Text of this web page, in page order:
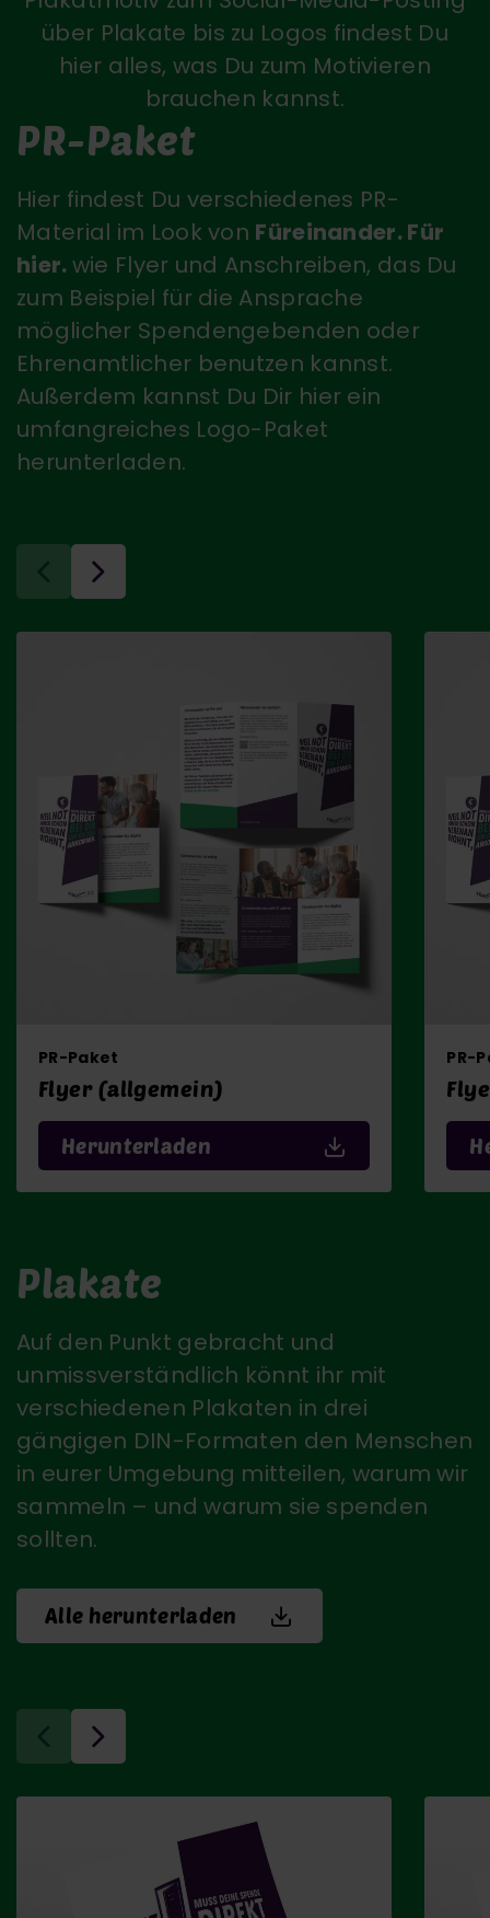
über Plakate bis zu Logos findest Du
hier alles, was Du zum Motivieren
brauchen kannst.
PR-Paket
Hier findest Du verschiedenes PR-
Material im Look von Füreinander. Für
hier.wie Flyer und Anschreiben, das Du
zum Beispiel für die Ansprache
möglicher Spendengebenden oder
Ehrenamtlicher benutzen kannst.
Außerdem kannst Du Dir hier ein
umfangreiches Logo-Paket
herunterladen.
PR-Paket
Flyer (allgemein)
Herunterladen
PR-
Plakate
Auf den Punkt gebracht und
unmissverständlich könnt ihr mit
verschiedenen Plakaten in drei
gängigen DIN-Formaten den Menschen
in eurer Umgebung mitteilen, warum wir
sammeln – und warum sie spenden
sollten.
Alle herunterladen